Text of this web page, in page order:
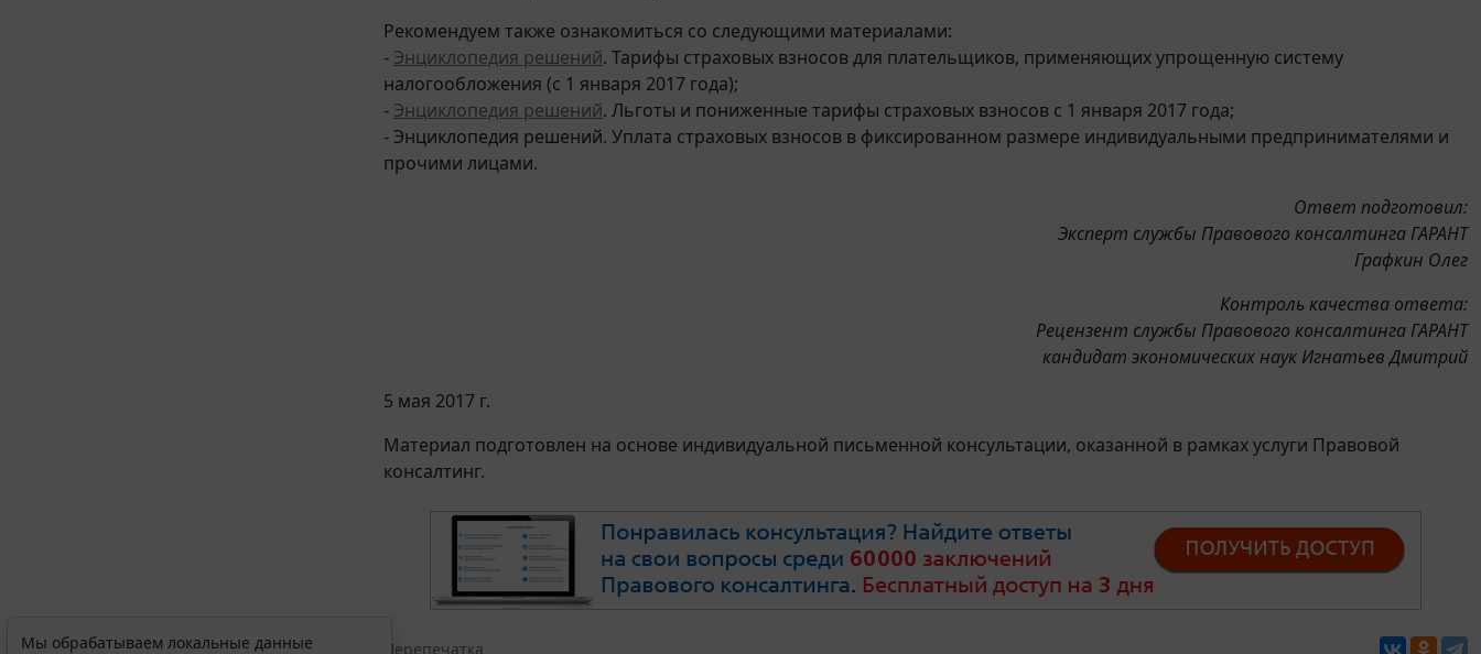
Рекомендуем также ознакомиться со следующими материалами:
- Энциклопедия решений. Тарифы страховых взносов для плательщиков, применяющих упрощенную систему
налогообложения (с 1 января 2017 года);
- Энциклопедия решений. Льготы и пониженные тарифы страховых взносов с 1 января 2017 года;
- Энциклопедия решений. Уплата страховых взносов в фиксированном размере индивидуальными предпринимателями и
прочими лицами.
Ответ подготовил:
Эксперт службы Правового консалтинга ГАРАНТ
Графкин Олег
Контроль качества ответа:
Рецензент службы Правового консалтинга ГАРАНТ
кандидат экономических наук Игнатьев Дмитрий
5 мая 2017 г.
Материал подготовлен на основе индивидуальной письменной консультации, оказанной в рамках услуги Правовой
консалтинг.
Перепечатка
Мы обрабатываем локальные данные